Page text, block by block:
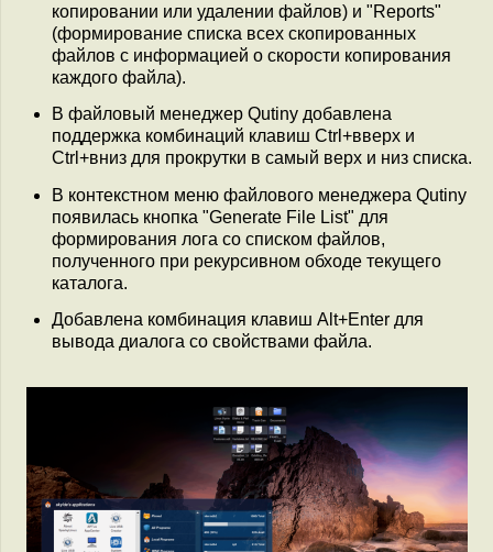
копировании или удалении файлов) и "Reports"
(формирование списка всех скопированных
файлов с информацией о скорости копирования
каждого файла).
В файловый менеджер Qutiny добавлена
поддержка комбинаций клавиш Ctrl+вверх и
Ctrl+вниз для прокрутки в самый верх и низ списка.
В контекстном меню файлового менеджера Qutiny
появилась кнопка "Generate File List" для
формирования лога со списком файлов,
полученного при рекурсивном обходе текущего
каталога.
Добавлена комбинация клавиш Alt+Enter для
вывода диалога со свойствами файла.